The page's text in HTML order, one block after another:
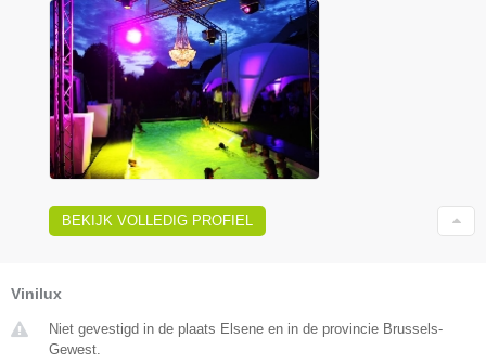
BEKIJK VOLLEDIG PROFIEL
Vinilux
Niet gevestigd in de plaats Elsene en in de provincie Brussels-
Gewest.